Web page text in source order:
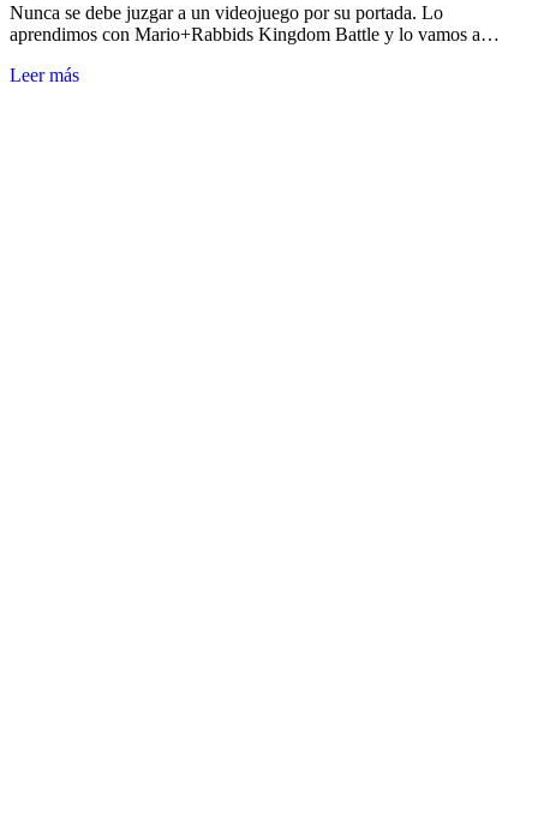
Nunca se debe juzgar a un videojuego por su portada. Lo
aprendimos con Mario+Rabbids Kingdom Battle y lo vamos a…
Leer más